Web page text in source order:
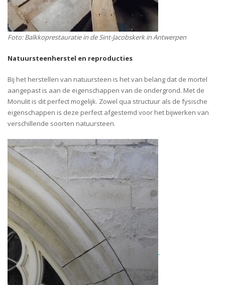
Foto: Balkkoprestauratie in de Sint-Jacobskerk in Antwerpen
Natuursteenherstel en reproducties
Bij het herstellen van natuursteen is het van belang dat de mortel
aangepast is aan de eigenschappen van de ondergrond. Met de
Monulit is dit perfect mogelijk. Zowel qua structuur als de fysische
eigenschappen is deze perfect afgestemd voor het bijwerken van
verschillende soorten natuursteen.